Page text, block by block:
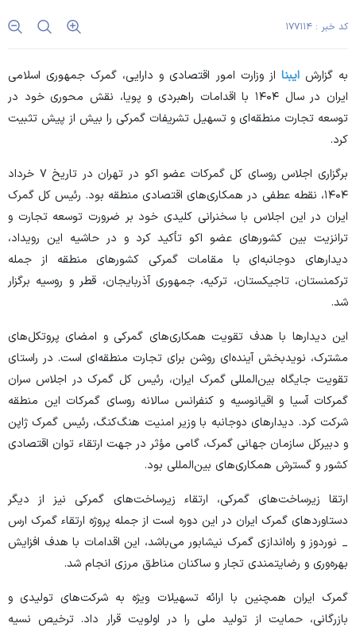
کد خبر : ۱۷۷۱۱۴
به گزارشایبنا از وزارت امور اقتصادی و دارایی، گمرک جمهوری اسلامی
ایران در سال ۱۴۰۴ با اقدامات راهبردی و پویا، نقش محوری خود در
توسعه تجارت منطقه‌ای و تسهیل تشریفات گمرکی را بیش از پیش تثبیت
کرد.
برگزاری اجلاس روسای کل گمرکات عضو اکو در تهران در تاریخ ۷ خرداد
۱۴۰۴، نقطه عطفی در همکاری‌های اقتصادی منطقه بود. رئیس کل گمرک
ایران در این اجلاس با سخنرانی کلیدی خود بر ضرورت توسعه تجارت و
ترانزیت بین کشور‌های عضو اکو تأکید کرد و در حاشیه این رویداد،
دیدار‌های دوجانبه‌ای با مقامات گمرکی کشور‌های منطقه از جمله
ترکمنستان، تاجیکستان، ترکیه، جمهوری آذربایجان، قطر و روسیه برگزار
شد.
این دیدار‌ها با هدف تقویت همکاری‌های گمرکی و امضای پروتکل‌های
مشترک، نویدبخش آینده‌ای روشن برای تجارت منطقه‌ای است. در راستای
تقویت جایگاه بین‌المللی گمرک ایران، رئیس کل گمرک در اجلاس سران
گمرکات آسیا و اقیانوسیه و کنفرانس سالانه روسای گمرکات این منطقه
شرکت کرد. دیدار‌های دوجانبه با وزیر امنیت هنگ‌کنگ، رئیس گمرک ژاپن
و دبیرکل سازمان جهانی گمرک، گامی مؤثر در جهت ارتقاء توان اقتصادی
کشور و گسترش همکاری‌های بین‌المللی بود.
ارتقا زیرساخت‌های گمرکی، ارتقاء زیرساخت‌های گمرکی نیز از دیگر
دستاورد‌های گمرک ایران در این دوره است از جمله پروژه ارتقاء گمرک ارس
_ نوردوز و راه‌اندازی گمرک نیشابور می‌باشد، این اقدامات با هدف افزایش
بهره‌وری و رضایتمندی تجار و ساکنان مناطق مرزی انجام شد.
گمرک ایران همچنین با ارائه تسهیلات ویژه به شرکت‌های تولیدی و
بازرگانی، حمایت از تولید ملی را در اولویت قرار داد. ترخیص نسیه